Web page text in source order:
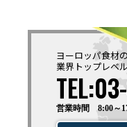
ヨーロッパ食材
業界トップレベ
営業時間 8:00～